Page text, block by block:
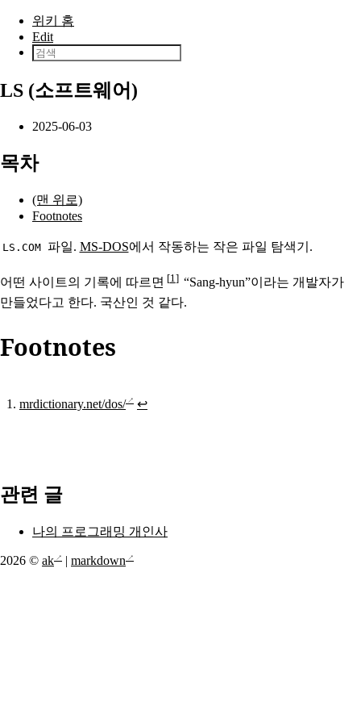
본문으로 건너뛰기
위키 홈
Edit
LS (소프트웨어)
2025-06-03
목차
(맨 위로)
Footnotes
LS.COM 파일. MS-DOS에서 작동하는 작은 파일 탐색기.
어떤 사이트의 기록에 따르면 1
“Sang-hyun”이라는 개발자가
만들었다고 한다. 국산인 것 같다.
Footnotes
mrdictionary.net/dos/ ↩
관련 글
나의 프로그래밍 개인사
2026 © ak | markdown